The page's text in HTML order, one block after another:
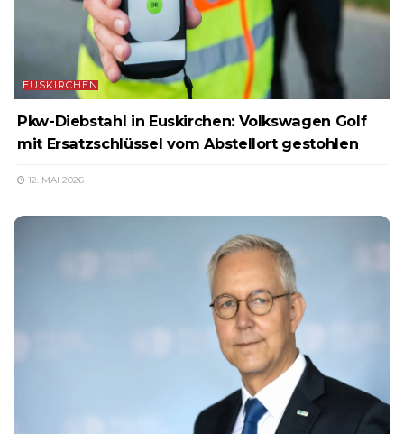
EUSKIRCHEN
Pkw-Diebstahl in Euskirchen: Volkswagen Golf
mit Ersatzschlüssel vom Abstellort gestohlen
12. MAI 2026